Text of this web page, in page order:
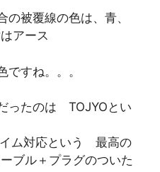
被覆線の色は、青、
アース
ですね。。。
ったのは TOJYOとい
ム対応という 最高の
ル＋プラグのついた